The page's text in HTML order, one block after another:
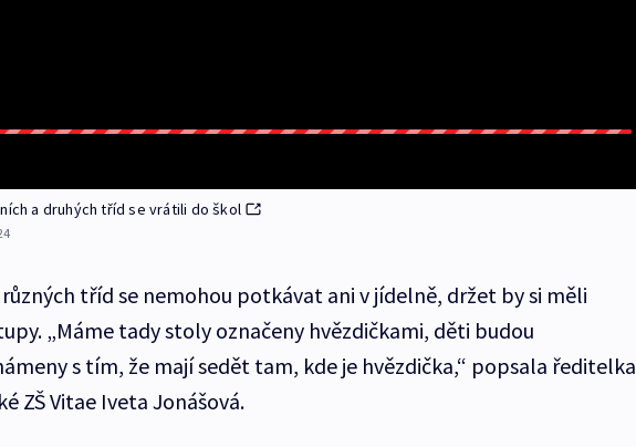
a druhých tříd se vrátili do škol
různých tříd se nemohou potkávat ani v jídelně, držet by si měli
„Máme tady stoly označeny hvězdičkami, děti budou
s tím, že mají sedět tam, kde je hvězdička,“ popsala ředitelka
ZŠ Vitae Iveta Jonášová.